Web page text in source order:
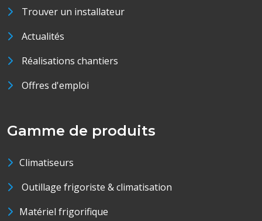
Trouver un installateur
Actualités
Réalisations chantiers
Offres d'emploi
Gamme de produits
Climatiseurs
Outillage frigoriste & climatisation
Matériel frigorifique